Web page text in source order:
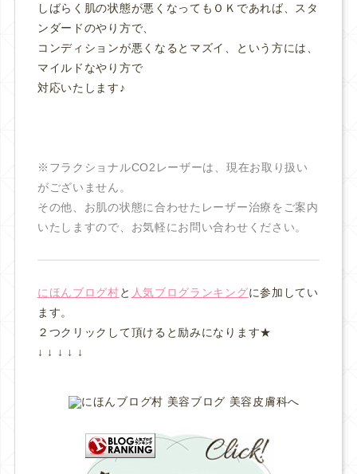
しばらく肌の状態が悪くなってもＯＫであれば、スタ
ンダードのやり方で、
コンディションが悪くなるとマズイ、という方には、
マイルドなやり方で
対応いたします♪
※フラクショナルCO2レーザーは、現在お取り扱い
がございません。
その他、お肌の状態に合わせたレーザー治療をご案内
いたしますので、お気軽にお問い合わせください。
にほんブログ村と 人気ブログランキングに参加してい
ます。
２つクリックして頂けると励みになります★
↓ ↓ ↓ ↓ ↓